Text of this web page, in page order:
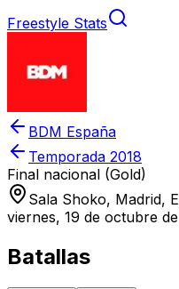
Freestyle Stats
BDM España
Temporada 2018
Final nacional (Gold)
Sala Shoko, Madrid,
viernes, 19 de octubre
Batallas